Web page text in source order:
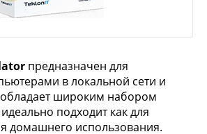
предназначен для
в локальной сети и
обладает широким набором
подходит как для
домашнего использования.